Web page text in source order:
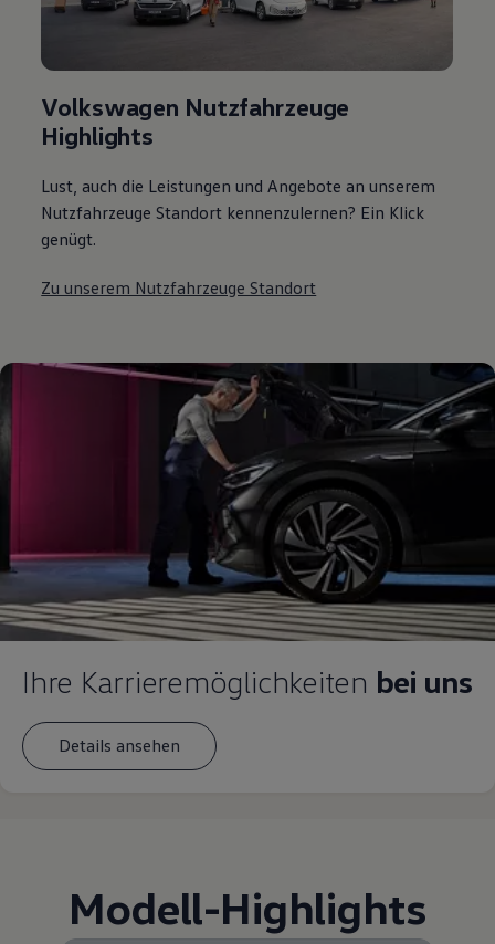
Volkswagen Nutzfahrzeuge
Highlights
Lust, auch die Leistungen und Angebote an unserem
Nutzfahrzeuge Standort kennenzulernen? Ein Klick
genügt.
Zu unserem Nutzfahrzeuge Standort
Ihre Karrieremöglichkeiten bei uns
Details ansehen
Modell-Highlights